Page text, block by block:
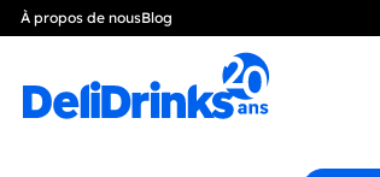
À propos de nousBlog